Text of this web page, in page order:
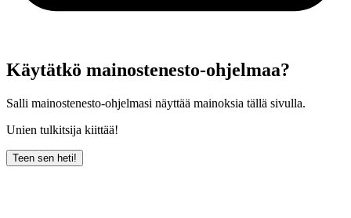
Käytätkö mainostenesto-ohjelmaa?
Salli mainostenesto-ohjelmasi näyttää mainoksia tällä sivulla.
Unien tulkitsija kiittää!
Teen sen heti!